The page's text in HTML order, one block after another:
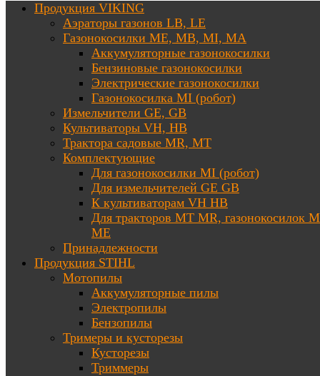
Продукция VIKING
Аэраторы газонов LB, LE
Газонокосилки ME, MB, MI, MA
Аккумуляторные газонокосилки
Бензиновые газонокосилки
Электрические газонокосилки
Газонокосилка MI (робот)
Измельчители GE, GB
Культиваторы VH, HB
Трактора садовые MR, MT
Комплектующие
Для газонокосилки MI (робот)
Для измельчителей GE GB
К культиваторам VH HB
Для тракторов МТ MR, газонокосилок
ME
Принадлежности
Продукция STIHL
Мотопилы
Аккумуляторные пилы
Электропилы
Бензопилы
Тримеры и кусторезы
Кусторезы
Триммеры